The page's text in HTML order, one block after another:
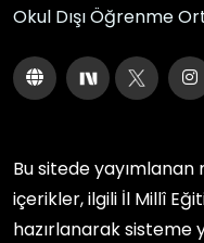
Okul Dışı Öğrenme
Bu sitede
içerikler, ilgili İl Millî
hazırlanarak sisteme